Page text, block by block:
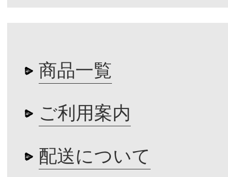
商品一覧
ご利用案内
配送について